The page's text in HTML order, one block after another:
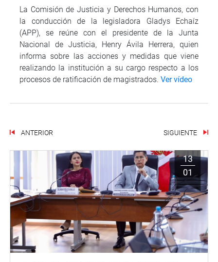
La Comisión de Justicia y Derechos Humanos, con
la conducción de la legisladora Gladys Echaíz
(APP), se reúne con el presidente de la Junta
Nacional de Justicia, Henry Ávila Herrera, quien
informa sobre las acciones y medidas que viene
realizando la institución a su cargo respecto a los
procesos de ratificación de magistrados. Ver vídeo
ANTERIOR SIGUIENTE
13
01